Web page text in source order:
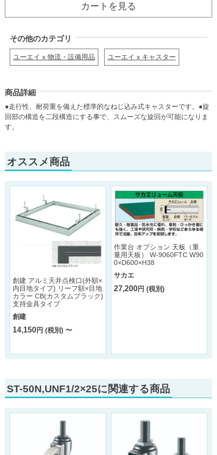
カートを見る
その他のカテゴリ
ユーエイ x 物流・設備用品 ユーエイ x キャスター
商品詳細
●走行性、耐荷重を備えた標準的なねじ込み式キャスターです。●旋
回部の構造を二段構造にする事で、スムーズな旋回が可能になりま
す。
オススメ商品
創建 アルミ天井点検口(外額×
内目地タイプ) リーフ額×目地
カラー CB(カスタムブラック)
支持金具タイプ
創建
14,150円 (税別) 〜
作業台 オプション 天板（重
量用天板） W-9060FTC W90
0×D600×H38
サカエ
27,200円 (税別)
ST-50N,UNF1/2×25に関連する商品